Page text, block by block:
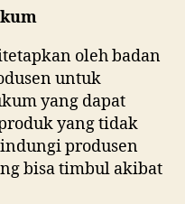
oleh badan
untuk
yang dapat
yang tidak
produsen
bisa timbul akibat